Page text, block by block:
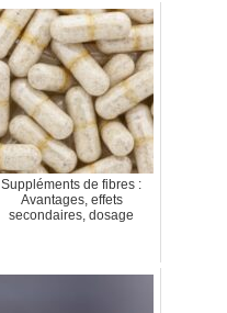
Suppléments de fibres :
Avantages, effets
secondaires, dosage